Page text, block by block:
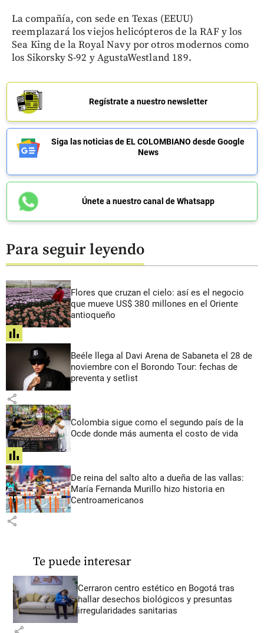
La compañía, con sede en Texas (EEUU)
reemplazará los viejos helicópteros de la RAF y los
Sea King de la Royal Navy por otros modernos como
los Sikorsky S-92 y AgustaWestland 189.
Regístrate a nuestro newsletter
Siga las noticias de EL COLOMBIANO desde Google
News
Únete a nuestro canal de Whatsapp
Para seguir leyendo
Flores que cruzan el cielo: así es el negocio
que mueve US$ 380 millones en el Oriente
antioqueño
share
Beéle llega al Davi Arena de Sabaneta el 28 de
noviembre con el Borondo Tour: fechas de
preventa y setlist
share
Colombia sigue como el segundo país de la
Ocde donde más aumenta el costo de vida
share
De reina del salto alto a dueña de las vallas:
María Fernanda Murillo hizo historia en
Centroamericanos
share
Te puede interesar
Cerraron centro estético en Bogotá tras
hallar desechos biológicos y presuntas
irregularidades sanitarias